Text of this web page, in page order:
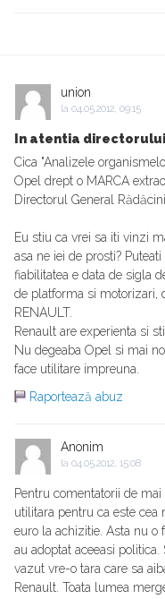
union
la 04.05.2012, 09:15
In atentia
Cica "Analizele
Opel drept o MARCA
Directorul General
Eu stiu ca vrei sa iti vinzi
asa ne iei de prosti?
fiabilitatea e data de sigla
de platforma si motorizari,
RENAULT.
Renault are experienta si
Nu degeaba Opel si mai
face utilitare impreuna.
Raportează abuz
Anonim
la 04.05.2012, 15:08
Pentru comentatorii de
utilitara pentru ca este cea
euro la achizitie. Asta nu o
au adoptat aceeasi
vazut vre-o tara care sa
Renault. Toata lumea